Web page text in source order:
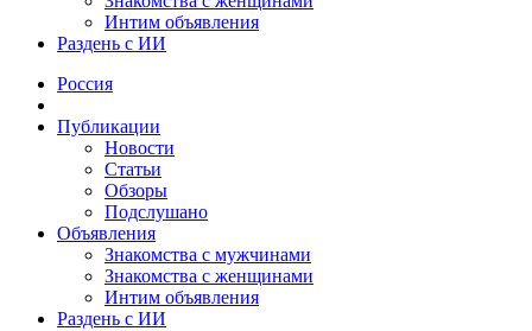
Интим объявления
Раздень с ИИ
Россия
Публикации
Новости
Статьи
Обзоры
Подслушано
Объявления
Знакомства с мужчинами
Знакомства с женщинами
Интим объявления
Раздень с ИИ